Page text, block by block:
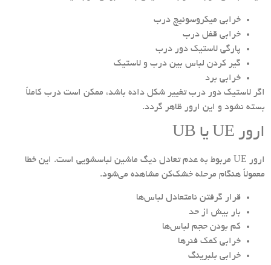
خرابی میکروسوئیچ درب
خرابی قفل درب
پارگی لاستیک دور درب
گیر کردن لباس بین درب و لاستیک
خرابی برد
اگر لاستیک دور درب تغییر شکل داده باشد، ممکن است درب کاملاً
بسته نشود و این ارور ظاهر گردد.
ارور UE یا UB
ارور UE مربوط به عدم تعادل دیگ ماشین لباسشویی است. این خطا
معمولاً هنگام مرحله خشک‌کن مشاهده می‌شود.
قرار گرفتن نامتعادل لباس‌ها
بار بیش از حد
کم بودن حجم لباس‌ها
خرابی کمک فنرها
خرابی بلبرینگ